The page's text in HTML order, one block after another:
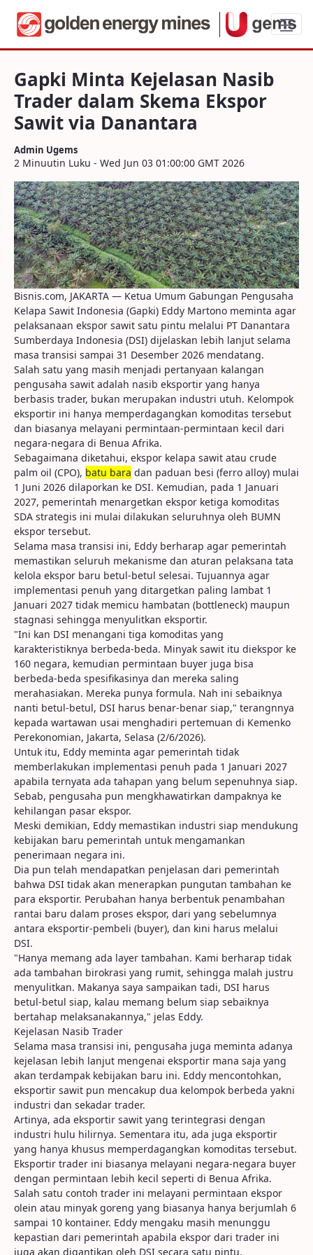
Gapki Minta Kejelasan Nasib Trader
Gapki Minta Kejelasan Nasib
Trader dalam Skema Ekspor
Sawit via Danantara
Admin Ugems
2 Minuutin Luku - Wed Jun 03 01:00:00 GMT 2026
Bisnis.com, JAKARTA — Ketua Umum Gabungan Pengusaha
Kelapa Sawit Indonesia (Gapki) Eddy Martono meminta agar
pelaksanaan ekspor sawit satu pintu melalui PT Danantara
Sumberdaya Indonesia (DSI) dijelaskan lebih lanjut selama
masa transisi sampai 31 Desember 2026 mendatang.
Salah satu yang masih menjadi pertanyaan kalangan
pengusaha sawit adalah nasib eksportir yang hanya
berbasis trader, bukan merupakan industri utuh. Kelompok
eksportir ini hanya memperdagangkan komoditas tersebut
dan biasanya melayani permintaan-permintaan kecil dari
negara-negara di Benua Afrika.
Sebagaimana diketahui, ekspor kelapa sawit atau crude
palm oil (CPO), batu bara dan paduan besi (ferro alloy) mulai
1 Juni 2026 dilaporkan ke DSI. Kemudian, pada 1 Januari
2027, pemerintah menargetkan ekspor ketiga komoditas
SDA strategis ini mulai dilakukan seluruhnya oleh BUMN
ekspor tersebut.
Selama masa transisi ini, Eddy berharap agar pemerintah
memastikan seluruh mekanisme dan aturan pelaksana tata
kelola ekspor baru betul-betul selesai. Tujuannya agar
implementasi penuh yang ditargetkan paling lambat 1
Januari 2027 tidak memicu hambatan (bottleneck) maupun
stagnasi sehingga menyulitkan eksportir.
"Ini kan DSI menangani tiga komoditas yang
karakteristiknya berbeda-beda. Minyak sawit itu diekspor ke
160 negara, kemudian permintaan buyer juga bisa
berbeda-beda spesifikasinya dan mereka saling
merahasiakan. Mereka punya formula. Nah ini sebaiknya
nanti betul-betul, DSI harus benar-benar siap," terangnnya
kepada wartawan usai menghadiri pertemuan di Kemenko
Perekonomian, Jakarta, Selasa (2/6/2026).
Untuk itu, Eddy meminta agar pemerintah tidak
memberlakukan implementasi penuh pada 1 Januari 2027
apabila ternyata ada tahapan yang belum sepenuhnya siap.
Sebab, pengusaha pun mengkhawatirkan dampaknya ke
kehilangan pasar ekspor.
Meski demikian, Eddy memastikan industri siap mendukung
kebijakan baru pemerintah untuk mengamankan
penerimaan negara ini.
Dia pun telah mendapatkan penjelasan dari pemerintah
bahwa DSI tidak akan menerapkan pungutan tambahan ke
para eksportir. Perubahan hanya berbentuk penambahan
rantai baru dalam proses ekspor, dari yang sebelumnya
antara eksportir-pembeli (buyer), dan kini harus melalui
DSI.
"Hanya memang ada layer tambahan. Kami berharap tidak
ada tambahan birokrasi yang rumit, sehingga malah justru
menyulitkan. Makanya saya sampaikan tadi, DSI harus
betul-betul siap, kalau memang belum siap sebaiknya
bertahap melaksanakannya," jelas Eddy.
Kejelasan Nasib Trader
Selama masa transisi ini, pengusaha juga meminta adanya
kejelasan lebih lanjut mengenai eksportir mana saja yang
akan terdampak kebijakan baru ini. Eddy mencontohkan,
eksportir sawit pun mencakup dua kelompok berbeda yakni
industri dan sekadar trader.
Artinya, ada eksportir sawit yang terintegrasi dengan
industri hulu hilirnya. Sementara itu, ada juga eksportir
yang hanya khusus memperdagangkan komoditas tersebut.
Eksportir trader ini biasanya melayani negara-negara buyer
dengan permintaan lebih kecil seperti di Benua Afrika.
Salah satu contoh trader ini melayani permintaan ekspor
olein atau minyak goreng yang biasanya hanya berjumlah 6
sampai 10 kontainer. Eddy mengaku masih menunggu
kepastian dari pemerintah apabila ekspor dari trader ini
juga akan digantikan oleh DSI secara satu pintu.